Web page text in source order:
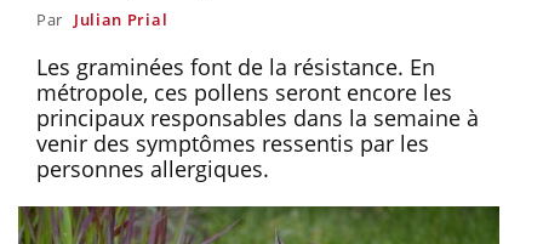
Par Julian Prial
Les graminées font de la résistance. En
métropole, ces pollens seront encore les
principaux responsables dans la semaine à
venir des symptômes ressentis par les
personnes allergiques.